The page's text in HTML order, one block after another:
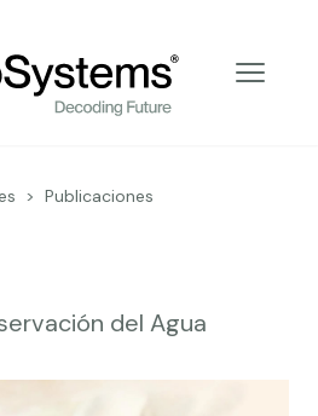
Decoding Future
> Publicaciones
del Agua